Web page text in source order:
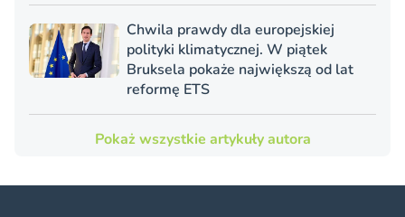
Chwila prawdy dla europejskiej
polityki klimatycznej. W piątek
Bruksela pokaże największą od lat
reformę ETS
Pokaż wszystkie artykuły autora